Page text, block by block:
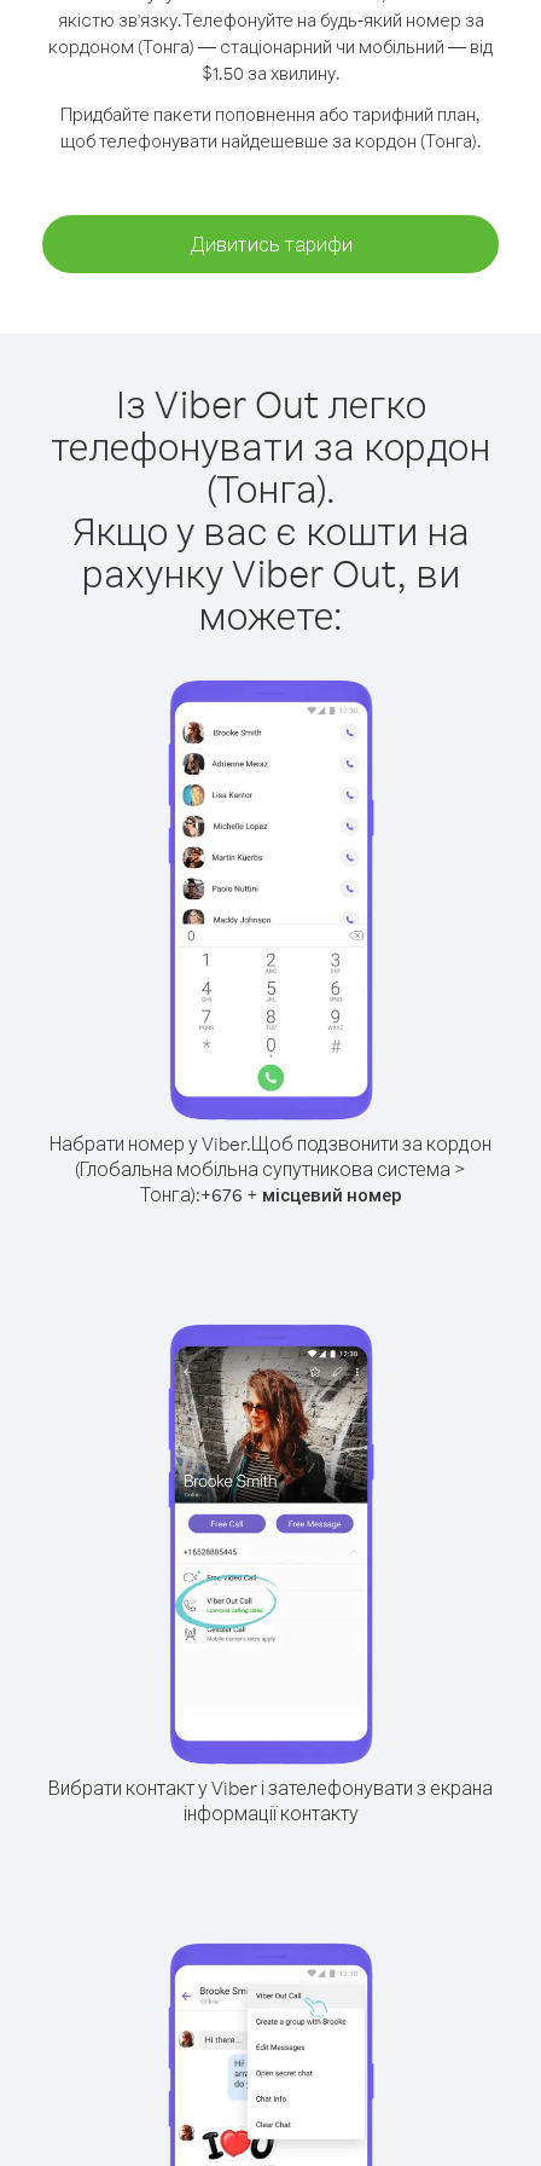
якістю зв'язку.Телефонуйте на будь-який номер за
кордоном (Тонга) — стаціонарний чи мобільний — від
$1.50 за хвилину.
Придбайте пакети поповнення або тарифний план,
щоб телефонувати найдешевше за кордон (Тонга).
Дивитись тарифи
Із Viber Out легко
телефонувати за кордон
(Тонга).
Якщо у вас є кошти на
рахунку Viber Out, ви
можете:
Набрати номер у Viber.Щоб подзвонити за кордон
(Глобальна мобільна супутникова система >
Тонга):+676 + місцевий номер
Вибрати контакт у Viber і зателефонувати з екрана
інформації контакту